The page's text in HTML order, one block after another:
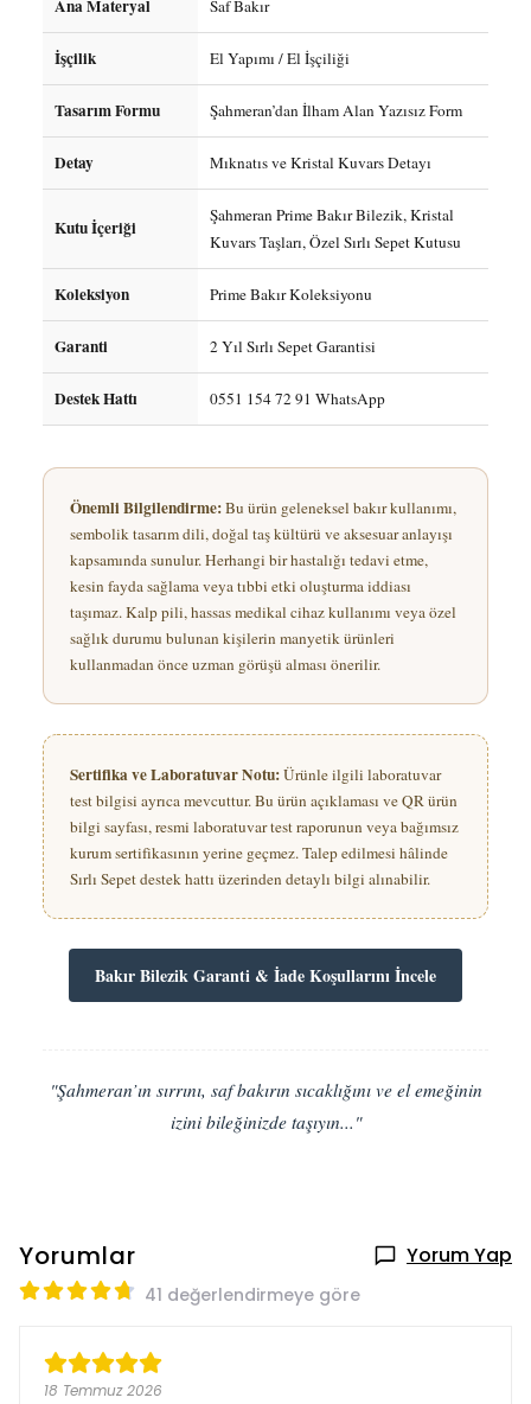
Ana Materyal Saf Bakır
İşçilik El Yapımı / El İşçiliği
Tasarım Formu Şahmeran’dan İlham Alan Yazısız Form
Detay Mıknatıs ve Kristal Kuvars Detayı
Kutu İçeriği
Şahmeran Prime Bakır Bilezik, Kristal
Kuvars Taşları, Özel Sırlı Sepet Kutusu
Koleksiyon Prime Bakır Koleksiyonu
Garanti 2 Yıl Sırlı Sepet Garantisi
Destek Hattı 0551 154 72 91 WhatsApp
Önemli Bilgilendirme:Bu ürün geleneksel bakır kullanımı,
sembolik tasarım dili, doğal taş kültürü ve aksesuar anlayışı
kapsamında sunulur. Herhangi bir hastalığı tedavi etme,
kesin fayda sağlama veya tıbbi etki oluşturma iddiası
taşımaz. Kalp pili, hassas medikal cihaz kullanımı veya özel
sağlık durumu bulunan kişilerin manyetik ürünleri
kullanmadan önce uzman görüşü alması önerilir.
Sertifika ve Laboratuvar Notu:Ürünle ilgili laboratuvar
test bilgisi ayrıca mevcuttur. Bu ürün açıklaması ve QR ürün
bilgi sayfası, resmi laboratuvar test raporunun veya bağımsız
kurum sertifikasının yerine geçmez. Talep edilmesi hâlinde
Sırlı Sepet destek hattı üzerinden detaylı bilgi alınabilir.
Bakır Bilezik Garanti & İade Koşullarını İncele
"Şahmeran’ın sırrını, saf bakırın sıcaklığını ve el emeğinin
izini bileğinizde taşıyın..."
Yorumlar Yorum Yap
41 değerlendirmeye göre
18 Temmuz 2026